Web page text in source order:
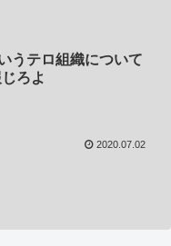
うテロ組織について
ろよ
2020.07.02